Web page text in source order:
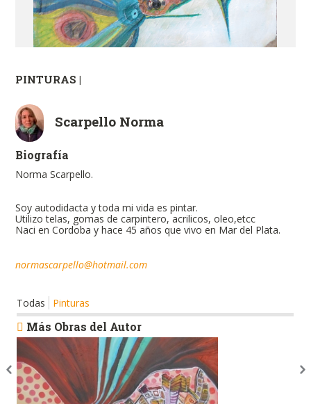
PINTURAS |
Scarpello Norma
Biografía
Norma Scarpello.
Soy autodidacta y toda mi vida es pintar.
Utilizo telas, gomas de carpintero, acrilicos, oleo,etcc
Naci en Cordoba y hace 45 años que vivo en Mar del Plata.
normascarpello@hotmail.com
Todas Pinturas
Más Obras del Autor